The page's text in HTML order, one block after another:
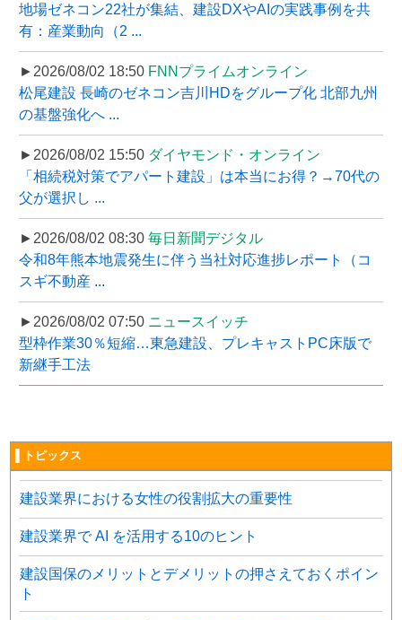
地場ゼネコン22社が集結、建設DXやAIの実践事例を共
有：産業動向（2 ...
►2026/08/02 18:50 FNNプライムオンライン
松尾建設 長崎のゼネコン吉川HDをグループ化 北部九州
の基盤強化へ ...
►2026/08/02 15:50 ダイヤモンド・オンライン
「相続税対策でアパート建設」は本当にお得？→70代の
父が選択し ...
►2026/08/02 08:30 毎日新聞デジタル
令和8年熊本地震発生に伴う当社対応進捗レポート（コ
スギ不動産 ...
►2026/08/02 07:50 ニュースイッチ
型枠作業30％短縮…東急建設、プレキャストPC床版で
新継手工法
▌トピックス
建設業界における女性の役割拡大の重要性
建設業界で AI を活用する10のヒント
建設国保のメリットとデメリットの押さえておくポイン
ト